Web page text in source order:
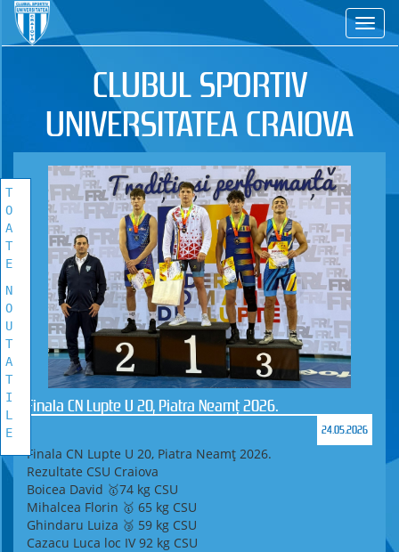
CS
CLUBUL SPORTIV
UNIVERSITATEA CRAIOVA
Finala CN Lupte U 20, Piatra Neamț 2026.
24.05.2026
Finala CN Lupte U 20, Piatra Neamț 2026.
Rezultate CSU Craiova
Boicea David 🥇74 kg CSU
Mihalcea Florin 🥇 65 kg CSU
Ghindaru Luiza 🥉 59 kg CSU
Cazacu Luca loc IV 92 kg CSU
TOATE
NOUTATILE
Vezi toate stirile!
T
O
A
T
E
N
O
U
T
A
T
I
L
E